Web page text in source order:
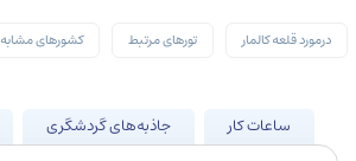
درمورد قلعه کالمار تورهای مرتبط کشورهای مشابه
ساعات کار جاذبه‌های گردشگری